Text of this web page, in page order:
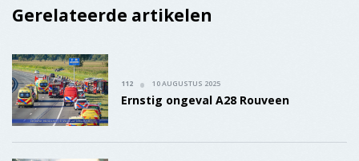
Gerelateerde artikelen
Ernstig ongeval A28 Rouveen